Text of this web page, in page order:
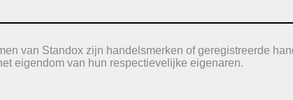
van Standox zijn handelsmerken of geregistreerde
eigendom van hun respectievelijke eigenaren.